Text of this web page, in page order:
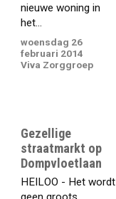
nieuwe woning in
het...
woensdag 26
februari 2014
Viva Zorggroep
Gezellige
straatmarkt op
Dompvloetlaan
HEILOO - Het wordt